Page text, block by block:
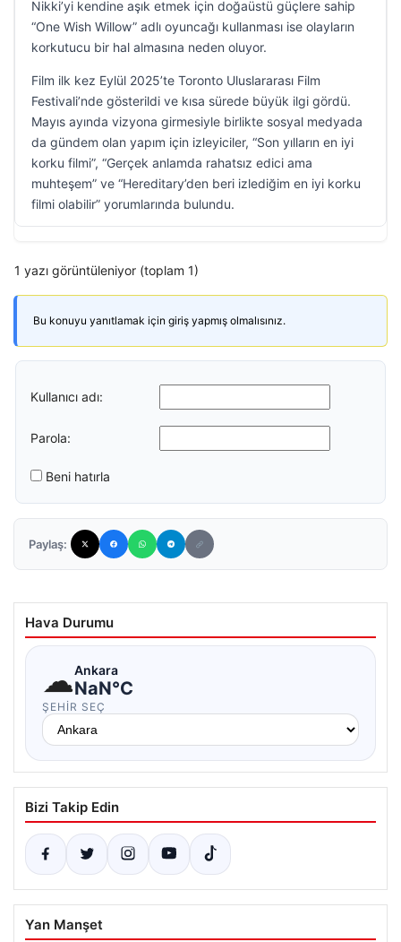
Nikki’yi kendine aşık etmek için doğaüstü güçlere sahip
“One Wish Willow” adlı oyuncağı kullanması ise olayların
korkutucu bir hal almasına neden oluyor.
Film ilk kez Eylül 2025’te Toronto Uluslararası Film
Festivali’nde gösterildi ve kısa sürede büyük ilgi gördü.
Mayıs ayında vizyona girmesiyle birlikte sosyal medyada
da gündem olan yapım için izleyiciler, “Son yılların en iyi
korku filmi”, “Gerçek anlamda rahatsız edici ama
muhteşem” ve “Hereditary’den beri izlediğim en iyi korku
filmi olabilir” yorumlarında bulundu.
1 yazı görüntüleniyor (toplam 1)
Bu konuyu yanıtlamak için giriş yapmış olmalısınız.
Kullanıcı adı:
Parola:
Beni hatırla
Paylaş:
Hava Durumu
☁Ankara
NaN°C
ŞEHIR SEÇ
Bizi Takip Edin
Yan Manşet